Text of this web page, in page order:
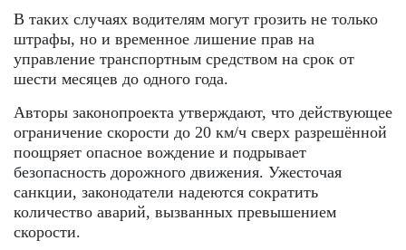
В таких случаях водителям могут грозить не только
штрафы, но и временное лишение прав на
управление транспортным средством на срок от
шести месяцев до одного года.
Авторы законопроекта утверждают, что действующее
ограничение скорости до 20 км/ч сверх разрешённой
поощряет опасное вождение и подрывает
безопасность дорожного движения. Ужесточая
санкции, законодатели надеются сократить
количество аварий, вызванных превышением
скорости.